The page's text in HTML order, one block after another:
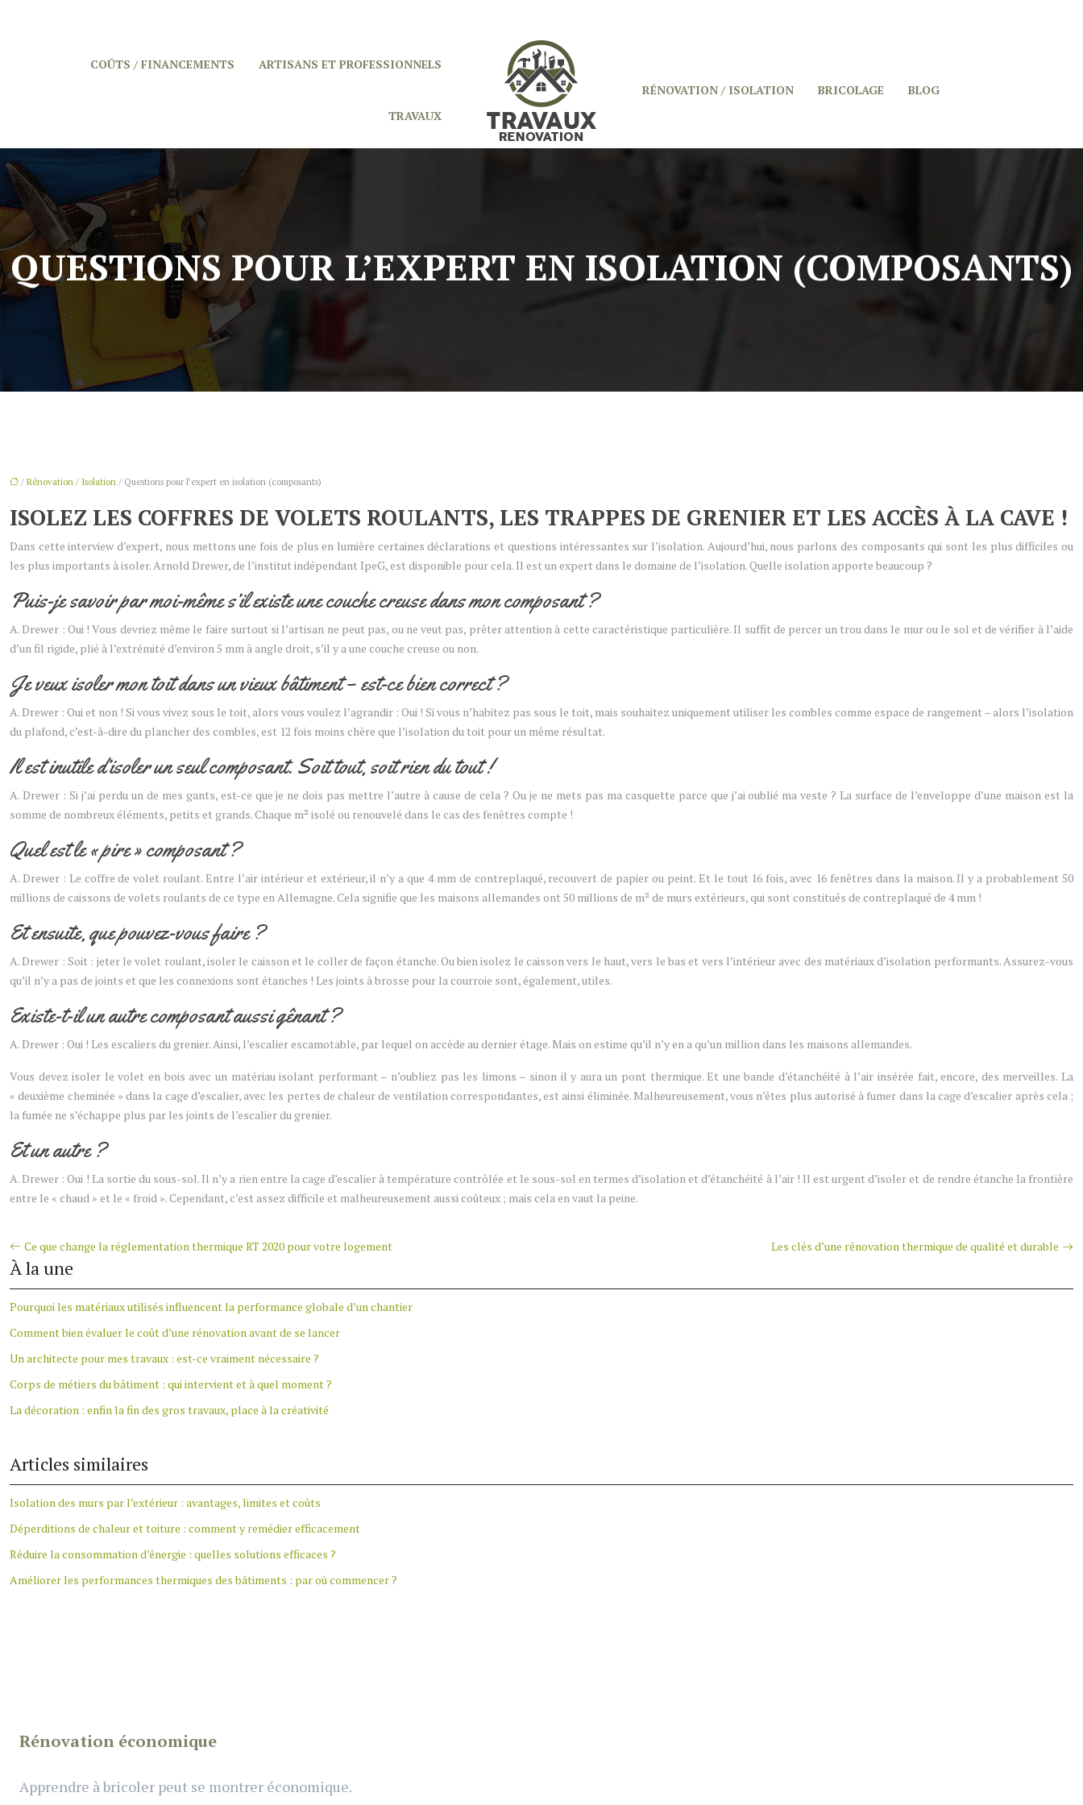
ARTISANS ET PROFESSIONNELS
COÛTS / FINANCEMENTS
TRAVAUX
RÉNOVATION / ISOLATION BRICOLAGE BLOG
QUESTIONS POUR L’EXPERT EN ISOLATION (COMPOSANTS)
/ Rénovation / Isolation / Questions pour l’expert en isolation (composants)
ISOLEZ LES COFFRES DE VOLETS ROULANTS, LES TRAPPES DE GRENIER ET LES ACCÈS À LA CAVE !
Dans cette interview d’expert, nous mettons une fois de plus en lumière certaines déclarations et questions intéressantes sur l’isolation. Aujourd’hui, nous parlons des composants qui sont les plus difficiles ou
les plus importants à isoler. Arnold Drewer, de l’institut indépendant IpeG, est disponible pour cela. Il est un expert dans le domaine de l’isolation. Quelle isolation apporte beaucoup ?
Puis-je savoir par moi-même s’il existe une couche creuse dans mon composant ?
A. Drewer : Oui ! Vous devriez même le faire surtout si l’artisan ne peut pas, ou ne veut pas, prêter attention à cette caractéristique particulière. Il suffit de percer un trou dans le mur ou le sol et de vérifier à l’aide
d’un fil rigide, plié à l’extrémité d’environ 5 mm à angle droit, s’il y a une couche creuse ou non.
Je veux isoler mon toit dans un vieux bâtiment – est-ce bien correct ?
A. Drewer : Oui et non ! Si vous vivez sous le toit, alors vous voulez l’agrandir : Oui ! Si vous n’habitez pas sous le toit, mais souhaitez uniquement utiliser les combles comme espace de rangement – alors l’isolation
du plafond, c’est-à-dire du plancher des combles, est 12 fois moins chère que l’isolation du toit pour un même résultat.
Il est inutile d’isoler un seul composant. Soit tout, soit rien du tout !
A. Drewer : Si j’ai perdu un de mes gants, est-ce que je ne dois pas mettre l’autre à cause de cela ? Ou je ne mets pas ma casquette parce que j’ai oublié ma veste ? La surface de l’enveloppe d’une maison est la
somme de nombreux éléments, petits et grands. Chaque m² isolé ou renouvelé dans le cas des fenêtres compte !
Quel est le « pire » composant ?
A. Drewer : Le coffre de volet roulant. Entre l’air intérieur et extérieur, il n’y a que 4 mm de contreplaqué, recouvert de papier ou peint. Et le tout 16 fois, avec 16 fenêtres dans la maison. Il y a probablement 50
millions de caissons de volets roulants de ce type en Allemagne. Cela signifie que les maisons allemandes ont 50 millions de m² de murs extérieurs, qui sont constitués de contreplaqué de 4 mm !
Et ensuite, que pouvez-vous faire ?
A. Drewer : Soit : jeter le volet roulant, isoler le caisson et le coller de façon étanche. Ou bien isolez le caisson vers le haut, vers le bas et vers l’intérieur avec des matériaux d’isolation performants. Assurez-vous
qu’il n’y a pas de joints et que les connexions sont étanches ! Les joints à brosse pour la courroie sont, également, utiles.
Existe-t-il un autre composant aussi gênant ?
A. Drewer : Oui ! Les escaliers du grenier. Ainsi, l’escalier escamotable, par lequel on accède au dernier étage. Mais on estime qu’il n’y en a qu’un million dans les maisons allemandes.
Vous devez isoler le volet en bois avec un matériau isolant performant – n’oubliez pas les limons – sinon il y aura un pont thermique. Et une bande d’étanchéité à l’air insérée fait, encore, des merveilles. La
« deuxième cheminée » dans la cage d’escalier, avec les pertes de chaleur de ventilation correspondantes, est ainsi éliminée. Malheureusement, vous n’êtes plus autorisé à fumer dans la cage d’escalier après cela ;
la fumée ne s’échappe plus par les joints de l’escalier du grenier.
Et un autre ?
A. Drewer : Oui ! La sortie du sous-sol. Il n’y a rien entre la cage d’escalier à température contrôlée et le sous-sol en termes d’isolation et d’étanchéité à l’air ! Il est urgent d’isoler et de rendre étanche la frontière
entre le « chaud » et le « froid ». Cependant, c’est assez difficile et malheureusement aussi coûteux ; mais cela en vaut la peine.
Ce que change la réglementation thermique RT 2020 pour votre logement Les clés d’une rénovation thermique de qualité et durable
À la une
Pourquoi les matériaux utilisés influencent la performance globale d’un chantier
Comment bien évaluer le coût d’une rénovation avant de se lancer
Un architecte pour mes travaux : est-ce vraiment nécessaire ?
Corps de métiers du bâtiment : qui intervient et à quel moment ?
La décoration : enfin la fin des gros travaux, place à la créativité
Articles similaires
Isolation des murs par l’extérieur : avantages, limites et coûts
Déperditions de chaleur et toiture : comment y remédier efficacement
Réduire la consommation d’énergie : quelles solutions efficaces ?
Améliorer les performances thermiques des bâtiments : par où commencer ?
Rénovation économique
Apprendre à bricoler peut se montrer économique.